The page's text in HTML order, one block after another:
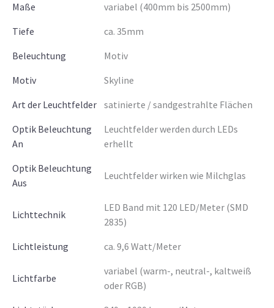
Maße
variabel (400mm bis 2500mm)
Tiefe
ca. 35mm
Beleuchtung
Motiv
Motiv
Skyline
Art der Leuchtfelder satinierte / sandgestrahlte Flächen
Optik Beleuchtung
An
Leuchtfelder werden durch LEDs
erhellt
Optik Beleuchtung
Aus
Leuchtfelder wirken wie Milchglas
Lichttechnik
LED Band mit 120 LED/Meter (SMD
2835)
Lichtleistung
ca. 9,6 Watt/Meter
Lichtfarbe
variabel (warm-, neutral-, kaltweiß
oder RGB)